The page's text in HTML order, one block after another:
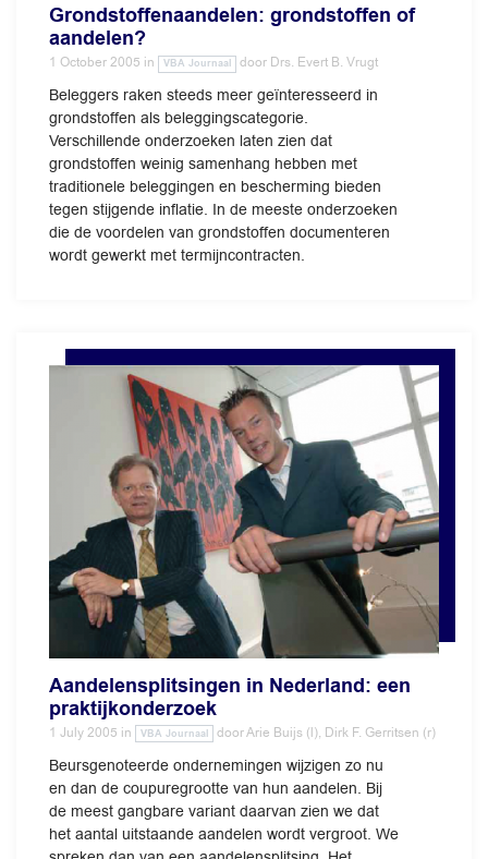
Grondstoffenaandelen: grondstoffen of
aandelen?
1 October 2005 in VBA Journaal door Drs. Evert B. Vrugt
Beleggers raken steeds meer geïnteresseerd in
grondstoffen als beleggingscategorie.
Verschillende onderzoeken laten zien dat
grondstoffen weinig samenhang hebben met
traditionele beleggingen en bescherming bieden
tegen stijgende inflatie. In de meeste onderzoeken
die de voordelen van grondstoffen documenteren
wordt gewerkt met termijncontracten.
Aandelensplitsingen in Nederland: een
praktijkonderzoek
1 July 2005 in VBA Journaal doorArie Buijs (l), Dirk F. Gerritsen (r)
Beursgenoteerde ondernemingen wijzigen zo nu
en dan de coupuregrootte van hun aandelen. Bij
de meest gangbare variant daarvan zien we dat
het aantal uitstaande aandelen wordt vergroot. We